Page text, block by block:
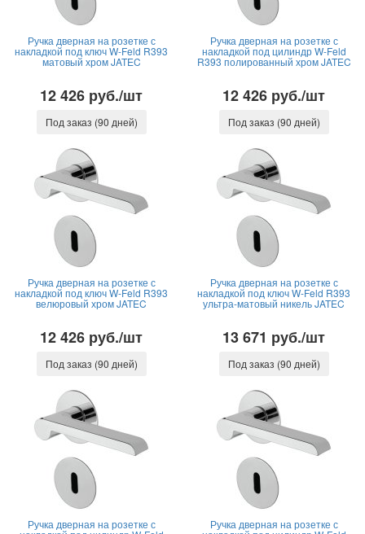
Ручка дверная на розетке с
накладкой под ключ W-Feld R393
матовый хром JATEC
12 426 руб./шт
Под заказ (90 дней)
Ручка дверная на розетке с
накладкой под цилиндр W-Feld
R393 полированный хром JATEC
12 426 руб./шт
Под заказ (90 дней)
Ручка дверная на розетке с
накладкой под ключ W-Feld R393
велюровый хром JATEC
12 426 руб./шт
Под заказ (90 дней)
Ручка дверная на розетке с
накладкой под ключ W-Feld R393
ультра-матовый никель JATEC
13 671 руб./шт
Под заказ (90 дней)
Ручка дверная на розетке с Ручка дверная на розетке с